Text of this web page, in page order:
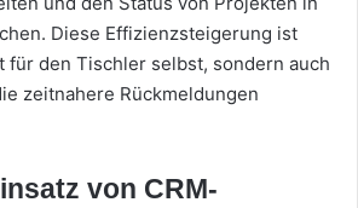
Diese Effizienzsteigerung ist
für den Tischler selbst, sondern auch
zeitnahere Rückmeldungen
von CRM-